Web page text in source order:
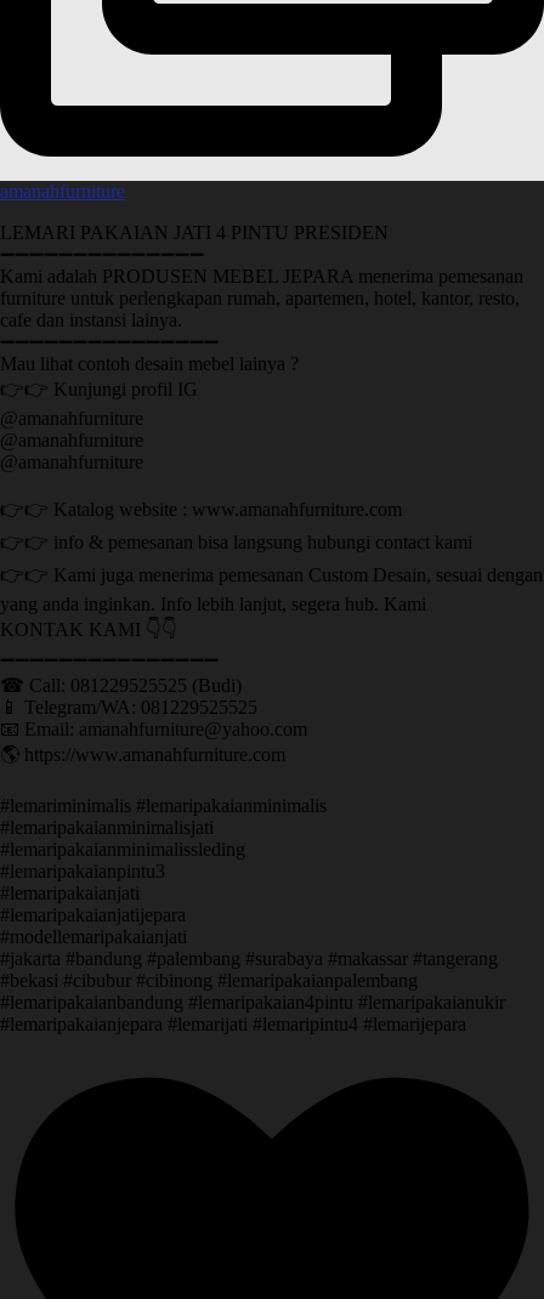
amanahfurniture
LEMARI PAKAIAN JATI 4 PINTU PRESIDEN
➖➖➖➖➖➖➖➖➖➖➖➖➖➖
Kami adalah PRODUSEN MEBEL JEPARA menerima pemesanan
furniture untuk perlengkapan rumah, apartemen, hotel, kantor, resto,
cafe dan instansi lainya.
➖➖➖➖➖➖➖➖➖➖➖➖➖➖➖
Mau lihat contoh desain mebel lainya ?
👉👉 Kunjungi profil IG
@amanahfurniture
@amanahfurniture
@amanahfurniture
👉👉 Katalog website : www.amanahfurniture.com
👉👉 info & pemesanan bisa langsung hubungi contact kami
👉👉 Kami juga menerima pemesanan Custom Desain, sesuai dengan
yang anda inginkan. Info lebih lanjut, segera hub. Kami
KONTAK KAMI 👇👇
➖➖➖➖➖➖➖➖➖➖➖➖➖➖➖ ㅤ
☎ Call: 081229525525 (Budi)
📱 Telegram/WA: 081229525525
📧 Email: amanahfurniture@yahoo.com
🌎 https://www.amanahfurniture.com
#lemariminimalis #lemaripakaianminimalis
#lemaripakaianminimalisjati
#lemaripakaianminimalissleding
#lemaripakaianpintu3
#lemaripakaianjati
#lemaripakaianjatijepara
#modellemaripakaianjati
#jakarta #bandung #palembang #surabaya #makassar #tangerang
#bekasi #cibubur #cibinong #lemaripakaianpalembang
#lemaripakaianbandung #lemaripakaian4pintu #lemaripakaianukir
#lemaripakaianjepara #lemarijati #lemaripintu4 #lemarijepara